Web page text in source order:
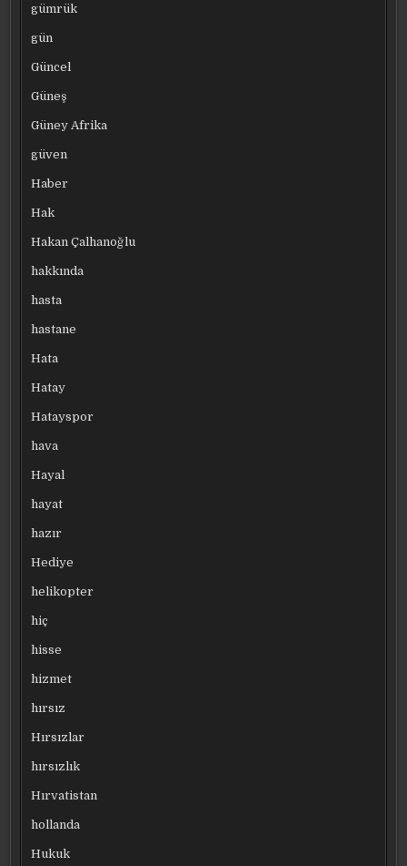
gümrük
gün
Güncel
Güneş
Güney Afrika
güven
Haber
Hak
Hakan Çalhanoğlu
hakkında
hasta
hastane
Hata
Hatay
Hatayspor
hava
Hayal
hayat
hazır
Hediye
helikopter
hiç
hisse
hizmet
hırsız
Hırsızlar
hırsızlık
Hırvatistan
hollanda
Hukuk